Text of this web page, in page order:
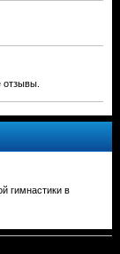
гимнастики в